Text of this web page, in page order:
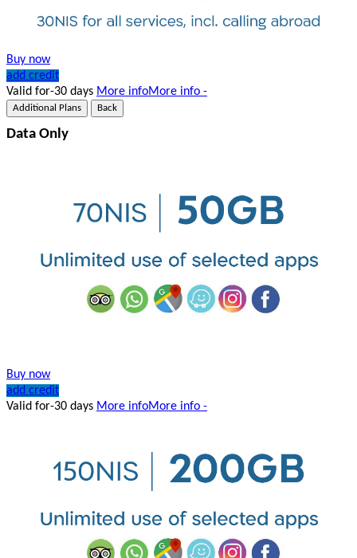
Buy now
add credit
Valid for-30 days More infoMore info -
Additional Plans Back
Data Only
Buy now
add credit
Valid for-30 days More infoMore info -